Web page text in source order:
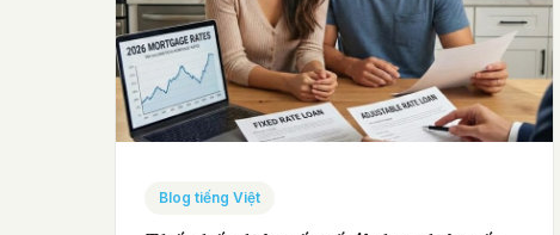
Blog tiếng Việt